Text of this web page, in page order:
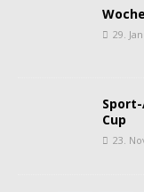
29.
Cup
23.